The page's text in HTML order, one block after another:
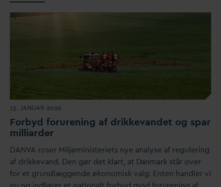
13. JANUAR 2026
Forbyd forurening af drikkevandet og spar
milliarder
DANVA roser Miljøministeriets nye analyse af regulering
af drikkevand. Den gør det klart, at Danmark står over
for et grundlæggende økonomisk valg: Enten handler vi